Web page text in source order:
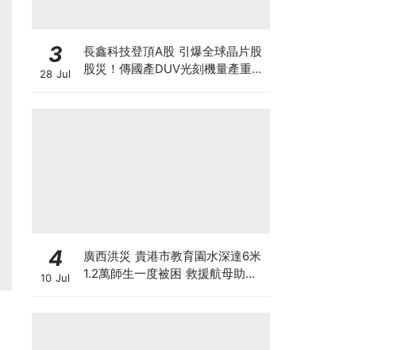
3
28 Jul
長鑫科技登頂A股 引爆全球晶片股
股災！傳國產DUV光刻機量產重創
4
10 Jul
廣西洪災 貴港市教育園水深達6米
1.2萬師生一度被困 救援航母助逃